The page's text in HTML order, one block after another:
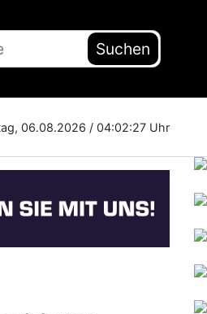
Suchen
06.08.2026 / 04:02:28 Uhr